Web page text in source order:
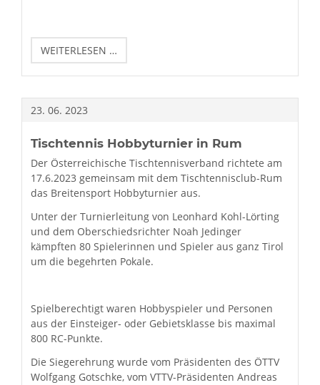
WEITERLESEN …
MEISTERSCHAFT
U17
2024
23. 06. 2023
Tischtennis Hobbyturnier in Rum
Der Österreichische Tischtennisverband richtete am
17.6.2023 gemeinsam mit dem Tischtennisclub-Rum
das Breitensport Hobbyturnier aus.
Unter der Turnierleitung von Leonhard Kohl-Lörting
und dem Oberschiedsrichter Noah Jedinger
kämpften 80 Spielerinnen und Spieler aus ganz Tirol
um die begehrten Pokale.
Spielberechtigt waren Hobbyspieler und Personen
aus der Einsteiger- oder Gebietsklasse bis maximal
800 RC-Punkte.
Die Siegerehrung wurde vom Präsidenten des ÖTTV
Wolfgang Gotschke, vom VTTV-Präsidenten Andreas